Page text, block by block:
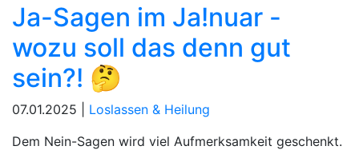
Ja-Sagen im Ja!nuar -
wozu soll das denn gut
sein?! 🤔
07.01.2025 | Loslassen & Heilung
Dem Nein-Sagen wird viel Aufmerksamkeit geschenkt.